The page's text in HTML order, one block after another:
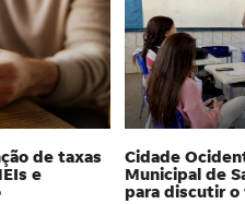
de taxas
e
Cidade
Municipal de
para discutir o